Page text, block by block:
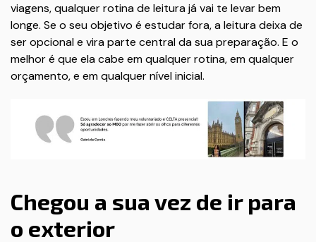
viagens, qualquer rotina de leitura já vai te levar bem
longe. Se o seu objetivo é estudar fora, a leitura deixa de
ser opcional e vira parte central da sua preparação. E o
melhor é que ela cabe em qualquer rotina, em qualquer
orçamento, e em qualquer nível inicial.
Chegou a sua vez de ir para
o exterior